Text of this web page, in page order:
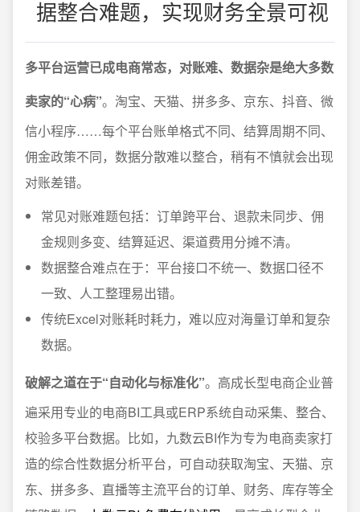
据整合难题，实现财务全景可视
多平台运营已成电商常态，对账难、数据杂是绝大多数
卖家的“心病”。淘宝、天猫、拼多多、京东、抖音、微
信小程序……每个平台账单格式不同、结算周期不同、
佣金政策不同，数据分散难以整合，稍有不慎就会出现
对账差错。
常见对账难题包括：订单跨平台、退款未同步、佣
金规则多变、结算延迟、渠道费用分摊不清。
数据整合难点在于：平台接口不统一、数据口径不
一致、人工整理易出错。
传统Excel对账耗时耗力，难以应对海量订单和复杂
数据。
破解之道在于“自动化与标准化”。高成长型电商企业普
遍采用专业的电商BI工具或ERP系统自动采集、整合、
校验多平台数据。比如，九数云BI作为专为电商卖家打
造的综合性数据分析平台，可自动获取淘宝、天猫、京
东、拼多多、直播等主流平台的订单、财务、库存等全